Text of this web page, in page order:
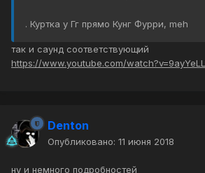
. Куртка у Гг прямо Кунг Фурри, meh
так и саунд соответствующий
https://www.youtube.com/
Denton
Опубликовано: 11 июня 2018
ну и немного подробностей